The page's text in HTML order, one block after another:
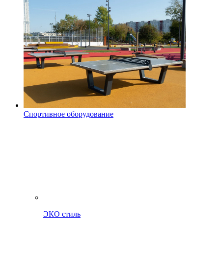
Спортивное оборудование
ЭКО стиль